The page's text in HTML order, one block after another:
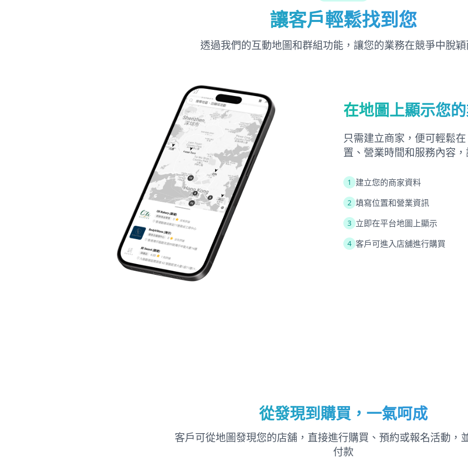
讓客戶輕鬆找到您
透過我們的互動地圖和群組功能，讓您的業務在競爭中脫穎
在地圖上顯示您
只需建立商家，便可輕鬆
置、營業時間和服務內容
1 建立您的商家資料
2 填寫位置和營業資訊
3 立即在平台地圖上顯示
4 客戶可進入店舖進行購買
從發現到購買，一氣呵成
客戶可從地圖發現您的店舖，直接進行購買、預約或報名活動，
付款